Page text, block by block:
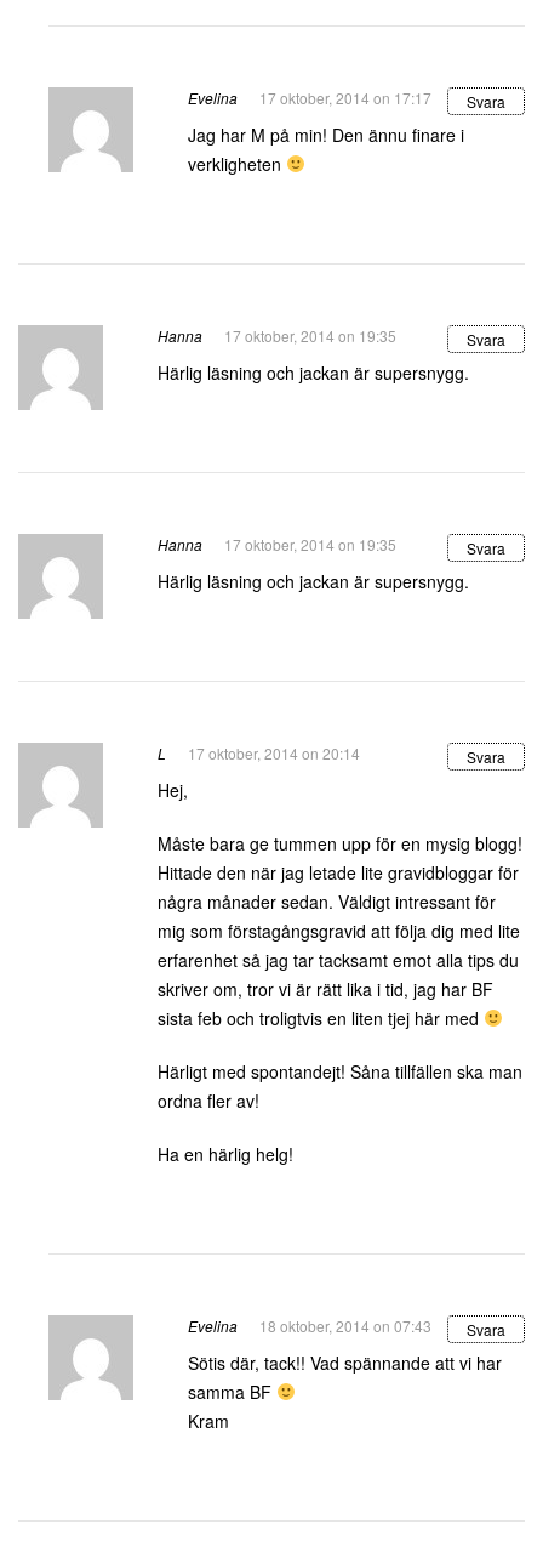
Evelina 17 oktober, 2014 on 17:17 Svara
Jag har M på min! Den ännu finare i
verkligheten
Hanna 17 oktober, 2014 on 19:35 Svara
Härlig läsning och jackan är supersnygg.
Hanna 17 oktober, 2014 on 19:35 Svara
Härlig läsning och jackan är supersnygg.
L 17 oktober, 2014 on 20:14 Svara
Hej,
Måste bara ge tummen upp för en mysig blogg!
Hittade den när jag letade lite gravidbloggar för
några månader sedan. Väldigt intressant för
mig som förstagångsgravid att följa dig med lite
erfarenhet så jag tar tacksamt emot alla tips du
skriver om, tror vi är rätt lika i tid, jag har BF
sista feb och troligtvis en liten tjej här med
Härligt med spontandejt! Såna tillfällen ska man
ordna fler av!
Ha en härlig helg!
Evelina 18 oktober, 2014 on 07:43 Svara
Sötis där, tack!! Vad spännande att vi har
samma BF
Kram